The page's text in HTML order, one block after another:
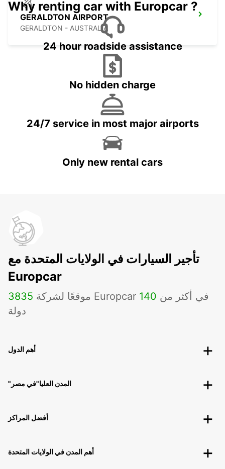
GERALDTON AIRPORT
GERALDTON - AUSTRALIA
Why renting car with Europcar ?
24 hour roadside assistance
No hidden charge
24/7 service in most major airports
Only new rental cars
تأجير السيارات في الولايات المتحدة مع
Europcar
3835 موقعًا لشركة Europcar في أكثر من 140
دولة
أهم الدول
"المدن العليا"في مصر
أفضل المراكز
أهم المدن في الولايات المتحدة